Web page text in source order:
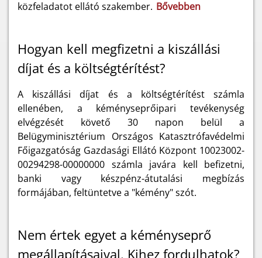
közfeladatot ellátó szakember. Bővebben
Hogyan kell megfizetni a kiszállási
díjat és a költségtérítést?
A kiszállási díjat és a költségtérítést számla
ellenében, a kéményseprőipari tevékenység
elvégzését követő 30 napon belül a
Belügyminisztérium Országos Katasztrófavédelmi
Főigazgatóság Gazdasági Ellátó Központ 10023002-
00294298-00000000 számla javára kell befizetni,
banki vagy készpénz-átutalási megbízás
formájában, feltüntetve a "kémény" szót.
Nem értek egyet a kéményseprő
megállapításaival. Kihez fordulhatok?